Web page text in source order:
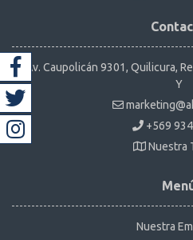
Av. Caupolicán 9301, Quilicura,
Y
+569
Nuestra
Nuestra